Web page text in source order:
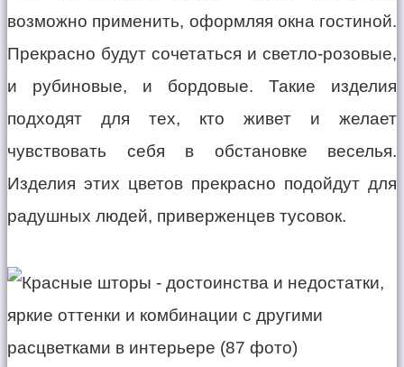
возможно применить, оформляя окна гостиной.
Прекрасно будут сочетаться и светло-розовые,
и рубиновые, и бордовые. Такие изделия
подходят для тех, кто живет и желает
чувствовать себя в обстановке веселья.
Изделия этих цветов прекрасно подойдут для
радушных людей, приверженцев тусовок.